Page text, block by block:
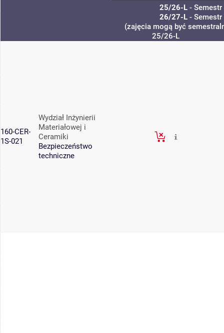
25/26-L -
26/27-L -
(zajęcia mogą być
25/26-L
160-CER-
1S-021
Wydział Inżynierii
Materiałowej i
Ceramiki
Bezpieczeństwo
techniczne